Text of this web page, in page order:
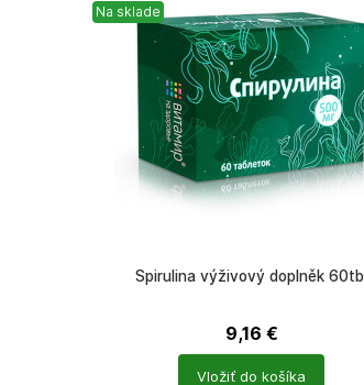
Na sklade
Spirulina výživový doplněk 60tbl
9,16 €
Vložiť do košíka